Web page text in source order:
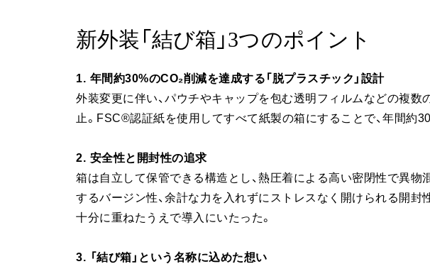
新外装「結び箱」3つのポイント
1. 年間約30%のCO₂削減を達成する「脱プラスチック」設計
外装変更に伴い、パウチやキャップを包む透明フィルムなどの複数
止。FSC®認証紙を使用してすべて紙製の箱にすることで、年間約
2. 安全性と開封性の追求
箱は自立して保管できる構造とし、熱圧着による高い密閉性で異物
するバージン性、余計な力を入れずにストレスなく開けられる開封
十分に重ねたうえで導入にいたった。
3. 「結び箱」という名称に込めた想い